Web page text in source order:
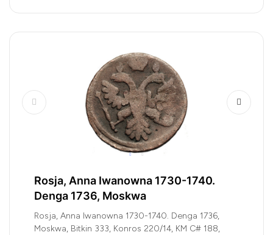
Rosja, Anna Iwanowna 1730-1740.
Denga 1736, Moskwa
Rosja, Anna Iwanowna 1730-1740. Denga 1736,
Moskwa, Bitkin 333, Konros 220/14, KM C# 188,